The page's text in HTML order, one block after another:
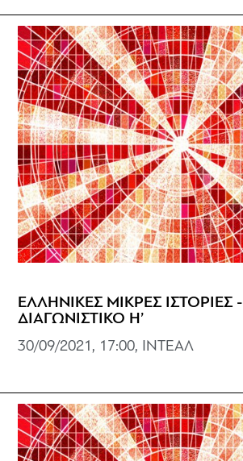
ΕΛΛΗΝΙΚΕΣ ΜΙΚΡΕΣ ΙΣΤΟΡΙΕΣ -
ΔΙΑΓΩΝΙΣΤΙΚΟ Η’
30/09/2021, 17:00, ΙΝΤΕΑΛ